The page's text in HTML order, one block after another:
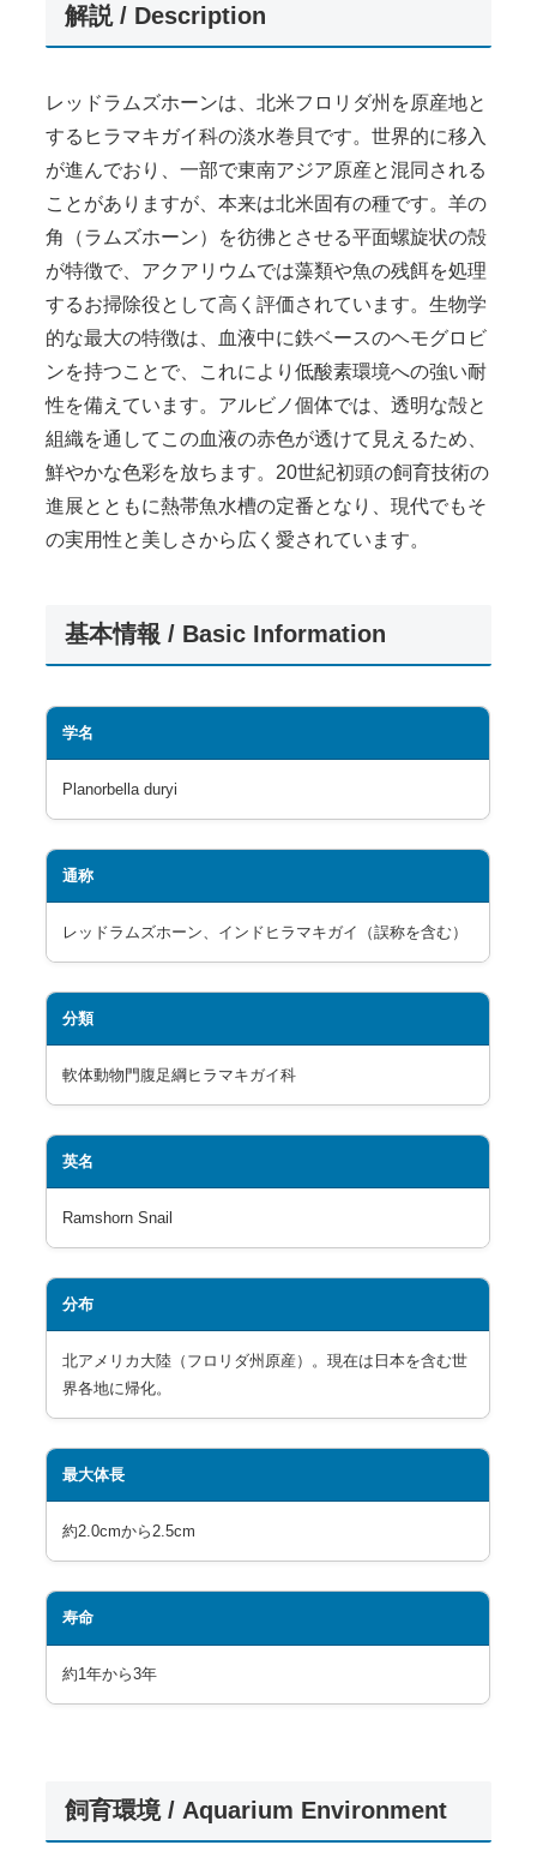
解説 / Description
レッドラムズホーンは、北米フロリダ州を原産地と
するヒラマキガイ科の淡水巻貝です。世界的に移入
が進んでおり、一部で東南アジア原産と混同される
ことがありますが、本来は北米固有の種です。羊の
角（ラムズホーン）を彷彿とさせる平面螺旋状の殻
が特徴で、アクアリウムでは藻類や魚の残餌を処理
するお掃除役として高く評価されています。生物学
的な最大の特徴は、血液中に鉄ベースのヘモグロビ
ンを持つことで、これにより低酸素環境への強い耐
性を備えています。アルビノ個体では、透明な殻と
組織を通してこの血液の赤色が透けて見えるため、
鮮やかな色彩を放ちます。20世紀初頭の飼育技術の
進展とともに熱帯魚水槽の定番となり、現代でもそ
の実用性と美しさから広く愛されています。
基本情報 / Basic Information
学名
Planorbella duryi
通称
レッドラムズホーン、インドヒラマキガイ（誤称を含む）
分類
軟体動物門腹足綱ヒラマキガイ科
英名
Ramshorn Snail
分布
北アメリカ大陸（フロリダ州原産）。現在は日本を含む世
界各地に帰化。
最大体長
約2.0cmから2.5cm
寿命
約1年から3年
飼育環境 / Aquarium Environment